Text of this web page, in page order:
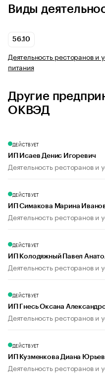
Виды
56.10
Деятельность ресторанов и
питания
Другие
ОКВЭД
ДЕЙСТВУЕТ
ИП Исаев Денис Игоревич
Деятельность ресторанов и
ДЕЙСТВУЕТ
ИП Симакова Марина
Деятельность ресторанов и
ДЕЙСТВУЕТ
ИП Колодяжный Павел
Деятельность ресторанов и
ДЕЙСТВУЕТ
ИП Гнесь Оксана
Деятельность ресторанов и
ДЕЙСТВУЕТ
ИП Кузменкова Диана
Деятельность ресторанов и